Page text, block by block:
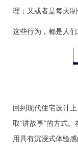
理；又或者是每天
这些行为，都是人
回到现代住宅设计
取“讲故事”的方式
用具有沉浸式体验